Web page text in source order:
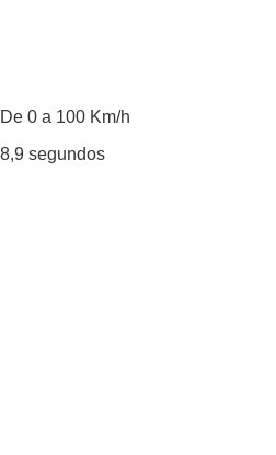
De 0 a 100 Km/h
8,9 segundos